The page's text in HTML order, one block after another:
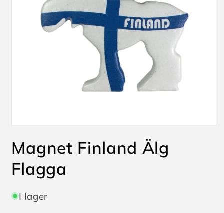
1
modalfönster
Magnet Finland Älg
Flagga
I lager